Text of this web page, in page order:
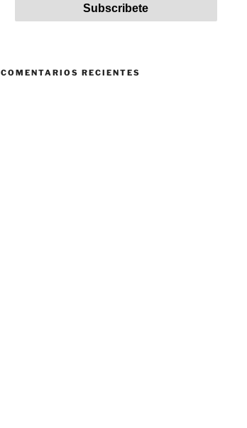
COMENTARIOS RECIENTES